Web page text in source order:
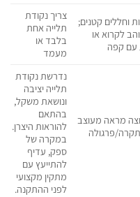
וחללים קטנים;
לקרוא או
קפה‏
‏צריך נקודת
תלייה אחת
בלבד או
מעמד‏
מראה מעוצב
תקרה/פרגולה
נדרשת נקודת
תלייה יציבה
ונושאת משקל,
בהתאם
להוראות היצרן.
במקרה של
ספק, עדיף
להתייעץ עם
מתקין מקצועי
לפני ההתקנה.